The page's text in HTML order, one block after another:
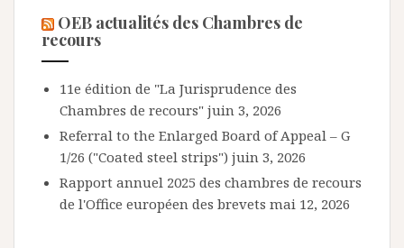
OEB actualités des Chambres de
recours
11e édition de "La Jurisprudence des
Chambres de recours" juin 3, 2026
Referral to the Enlarged Board of Appeal – G
1/26 ("Coated steel strips") juin 3, 2026
Rapport annuel 2025 des chambres de recours
de l'Office européen des brevets mai 12, 2026